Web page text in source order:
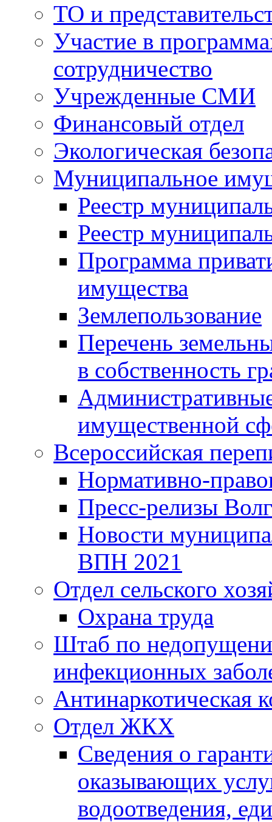
ТО и
Участие в
сотрудничество
Учрежденные СМИ
Финансовый отдел
Экологическая
Муниципальное
Реестр
Реестр
Программа
имущества
Землепользование
Перечень
в собственность
имущественной
Всероссийская
Нормативно-
Пресс-релизы
Новости
ВПН 2021
Отдел сельского
Охрана труда
Штаб по
инфекционных
Антинаркотическая
Отдел ЖКХ
Сведения о
оказывающих
водоотведения,